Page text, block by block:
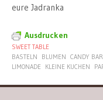
eure Jadranka
Ausdrucken
SWEET TABLE
BASTELN
BLUMEN CANDY BAR
LIMONADE
KLEINE KUCHEN